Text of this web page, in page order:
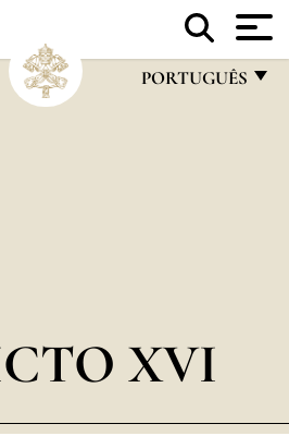
PORTUGUÊS
POLSKI
العربيّة
XVI